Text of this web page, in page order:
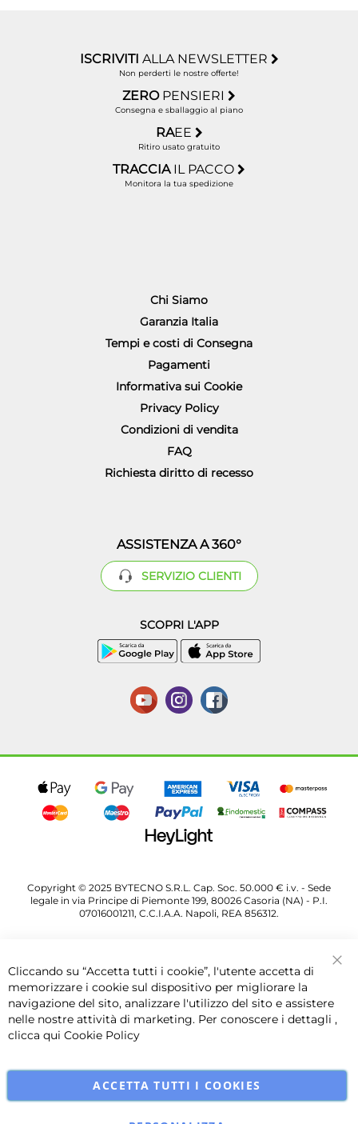
ISCRIVITI ALLA NEWSLETTER
Non perderti le nostre offerte!
ZERO PENSIERI
Consegna e sballaggio al piano
RAEE
Ritiro usato gratuito
TRACCIA IL PACCO
Monitora la tua spedizione
Chi Siamo
Garanzia Italia
Tempi e costi di Consegna
Pagamenti
Informativa sui Cookie
Privacy Policy
Condizioni di vendita
FAQ
Richiesta diritto di recesso
ASSISTENZA A 360°
SERVIZIO CLIENTI
SCOPRI L'APP
Copyright © 2025 BYTECNO S.R.L. Cap. Soc. 50.000 € i.v. - Sede
legale in via Principe di Piemonte 199, 80026 Casoria (NA) - P.I.
07016001211, C.C.I.A.A. Napoli, REA 856312.
Cliccando su “Accetta tutti i cookie”, l'utente accetta di
memorizzare i cookie sul dispositivo per migliorare la
navigazione del sito, analizzare l'utilizzo del sito e assistere
nelle nostre attività di marketing. Per conoscere i dettagli ,
clicca qui Cookie Policy
ACCETTA TUTTI I COOKIES